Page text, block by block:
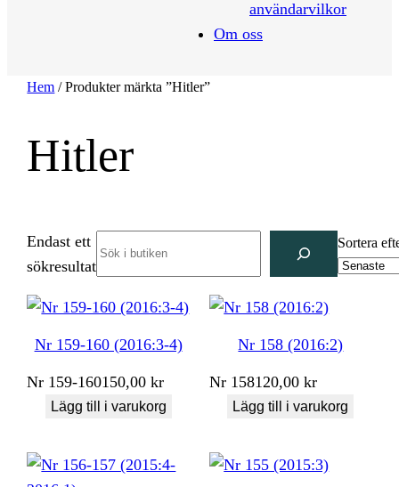
användarvilkor
Om oss
Hem / Produkter märkta ”Hitler”
Hitler
Endast ett
sökresultat
Sortera
Nr 159-160 (2016:3-4)
Nr 159-160150,00kr
Lägg till i varukorg
Nr 158 (2016:2)
Nr 158120,00kr
Lägg till i varukorg